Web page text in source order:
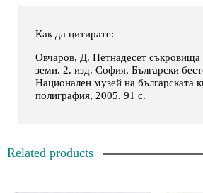
Как да цитирате:
Овчаров, Д. Петнадесет съкровища
земи. 2. изд. София, Български
Национален музей на българската
полиграфия, 2005. 91 с.
Related products